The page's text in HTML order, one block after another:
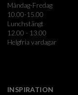
Måndag-Fredag
10.00-15.00
Lunchstängt
12.00 - 13.00
Helgfria vardagar
INSPIRATION